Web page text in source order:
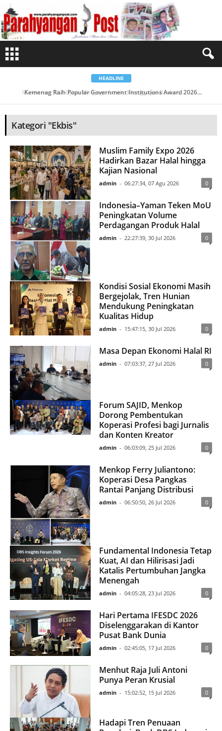
r
t
a
k
HEADLINE
Kemenag Raih Popular Government Institutions Award 2026...
Kategori "Ekbis"
Muslim Family Expo 2026
Hadirkan Bazar Halal hingga
Kajian Nasional
admin - 06:27:34, 07 Agu 2026 0
Indonesia–Yaman Teken MoU
Peningkatan Volume
Perdagangan Produk Halal
admin - 22:27:39, 30 Jul 2026 0
Kondisi Sosial Ekonomi Masih
Bergejolak, Tren Hunian
Mendukung Peningkatan
Kualitas Hidup
admin - 15:47:15, 30 Jul 2026 0
Masa Depan Ekonomi Halal RI
admin - 07:03:37, 27 Jul 2026 0
Forum SAJID, Menkop
Dorong Pembentukan
Koperasi Profesi bagi Jurnalis
dan Konten Kreator
admin - 06:03:09, 25 Jul 2026 0
Menkop Ferry Juliantono:
Koperasi Desa Pangkas
Rantai Panjang Distribusi
admin - 06:50:50, 26 Jul 2026 0
Fundamental Indonesia Tetap
Kuat, AI dan Hilirisasi Jadi
Katalis Pertumbuhan Jangka
Menengah
admin - 04:05:28, 23 Jul 2026 0
Hari Pertama IFESDC 2026
Diselenggarakan di Kantor
Pusat Bank Dunia
admin - 02:45:05, 17 Jul 2026 0
Menhut Raja Juli Antoni
Punya Peran Krusial
admin - 15:02:52, 15 Jul 2026 0
Hadapi Tren Penuaan